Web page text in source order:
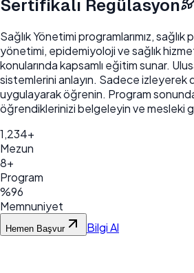
Sertifikalı Regülasyon
Sağlık Yönetimi programlarımız, sağlık
yönetimi, epidemiyoloji ve sağlık
konularında kapsamlı eğitim sunar.
sistemlerini anlayın. Sadece izleyerek
uygulayarak öğrenin. Program
öğrendiklerinizi belgeleyin ve mesleki
1,234+
Mezun
8+
Program
%96
Memnuniyet
Hemen Başvur Bilgi Al